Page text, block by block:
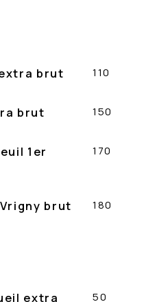
brut 110
brut 150
1er
170
brut 180
extra
50